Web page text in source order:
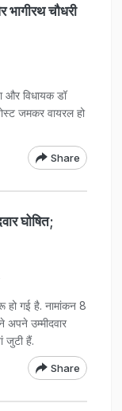
चौधरी
और विधायक डॉ
जमकर वायरल हो
Share
घोषित;
हो गई है. नामांकन 8
उम्मीदवार
जुटी हैं.
Share